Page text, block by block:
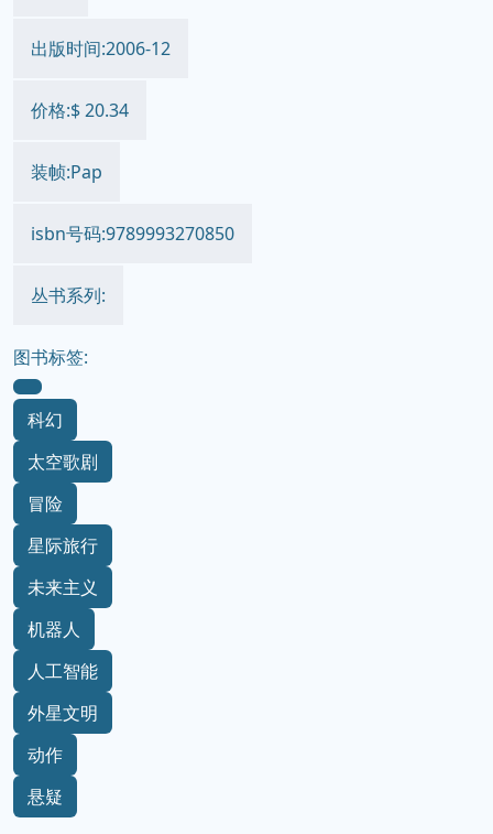
出版时间:2006-12
价格:$ 20.34
装帧:Pap
isbn号码:9789993270850
丛书系列:
图书标签:
科幻
太空歌剧
冒险
星际旅行
未来主义
机器人
人工智能
外星文明
动作
悬疑